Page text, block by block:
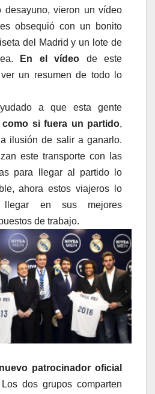
desayuno, vieron un vídeo
obsequió con un bonito
del Madrid y un lote de
En el vídeo de este
un resumen de todo lo
a que esta gente
como si fuera un partido,
ilusión de salir a ganarlo.
este transporte con las
para llegar al partido lo
ahora estos viajeros lo
llegar en sus mejores
de trabajo.
patrocinador oficial
dos grupos comparten